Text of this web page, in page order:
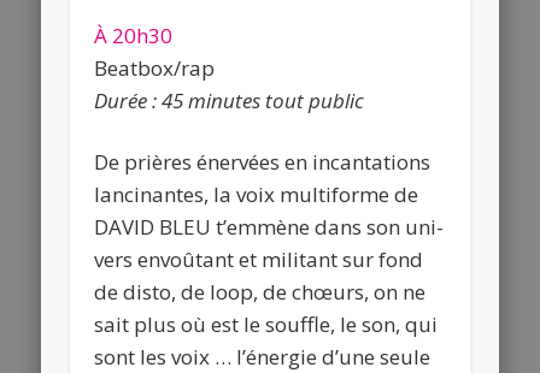
À 20h30
Beatbox/rap
Durée : 45 minutes tout public
De prières énervées en incantations
lancinantes, la voix multiforme de
DAVID BLEU t’emmène dans son uni-
vers envoûtant et militant sur fond
de disto, de loop, de chœurs, on ne
sait plus où est le souffle, le son, qui
sont les voix … l’énergie d’une seule